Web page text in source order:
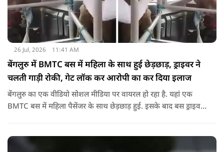
26 Jul, 2026 11:41 AM
बेंगलुरु में BMTC बस में महिला के साथ हुई छेड़छाड़, ड्राइवर ने
चलती गाड़ी रोकी, गेट लॉक कर आरोपी का कर दिया इलाज
बेंगलुरु का एक वीडियो सोशल मीडिया पर वायरल हो रहा है. यहां एक
BMTC बस में महिला पैसेंजर के साथ छेड़छाड़ हुई. इसके बाद बस ड्राइवर